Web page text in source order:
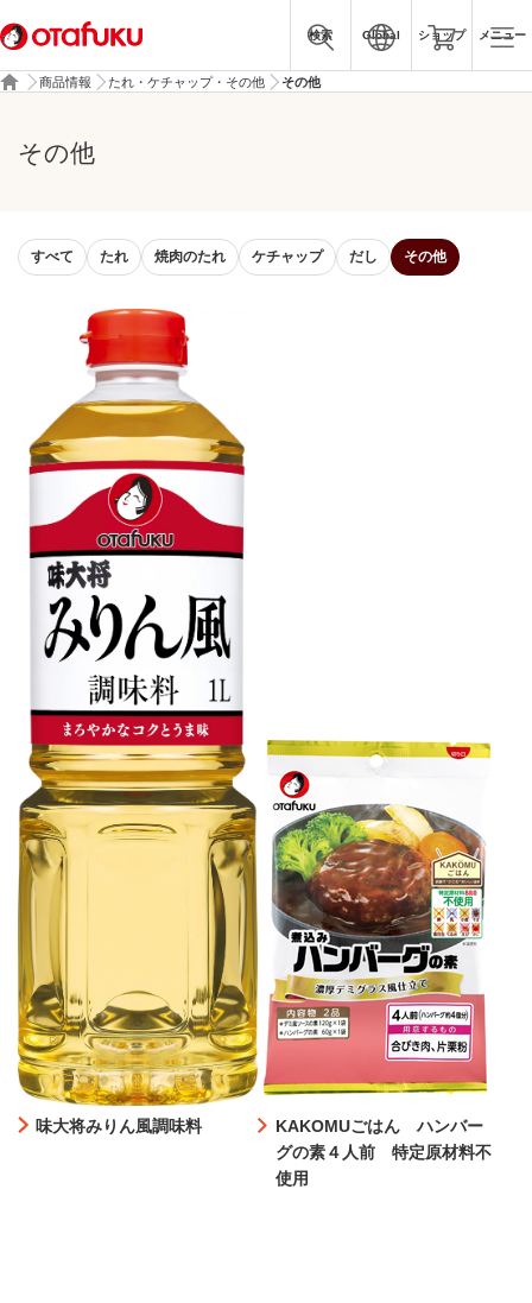
検索 Global ショップ メニュー
商品情報 たれ・ケチャップ・その他 その他
その他
すべて たれ 焼肉のたれ ケチャップ だし その他
味大将みりん風調味料
KAKOMUごはん ハンバー
グの素４人前 特定原材料不
使用